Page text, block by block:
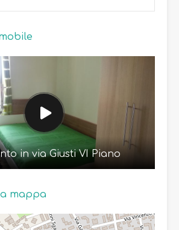
in via Giusti VI Piano
mappa